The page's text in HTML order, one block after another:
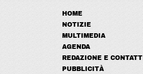
HOME
NOTIZIE
MULTIMEDIA
AGENDA
REDAZIONE E CONTATTI
PUBBLICITÀ